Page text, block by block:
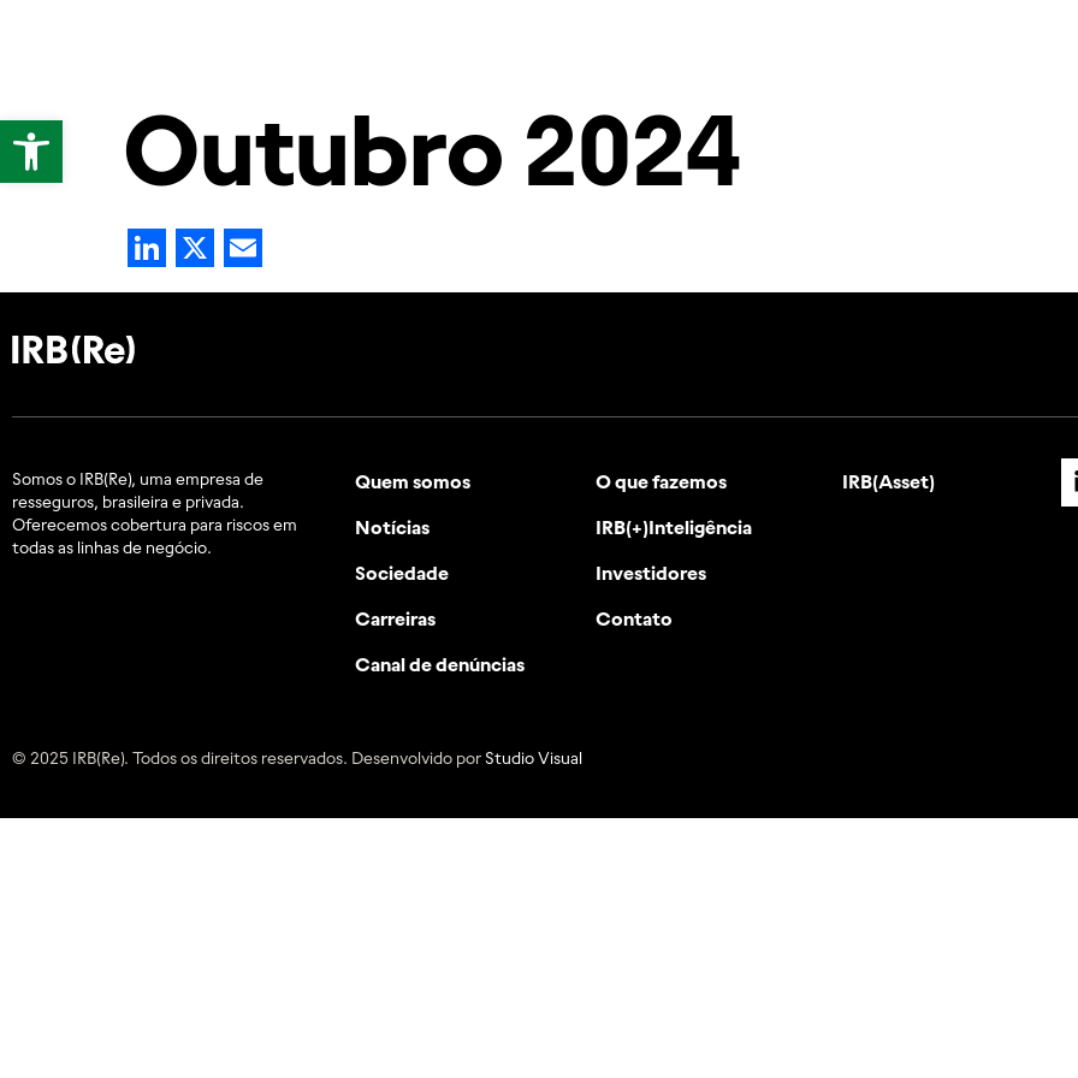
Abrir a barra de ferramentas
Outubro 2024
LinkedIn
X
Somos o IRB(Re), uma empresa de
resseguros, brasileira e privada.
Oferecemos cobertura para riscos em
todas as linhas de negócio.
Quem somos O que fazemos
Notícias IRB(+)Inteligência
Sociedade Investidores
Carreiras Contato
Canal de denúncias
IRB(Asset)
© 2025 IRB(Re). Todos os direitos reservados. Desenvolvido porStudio Visual